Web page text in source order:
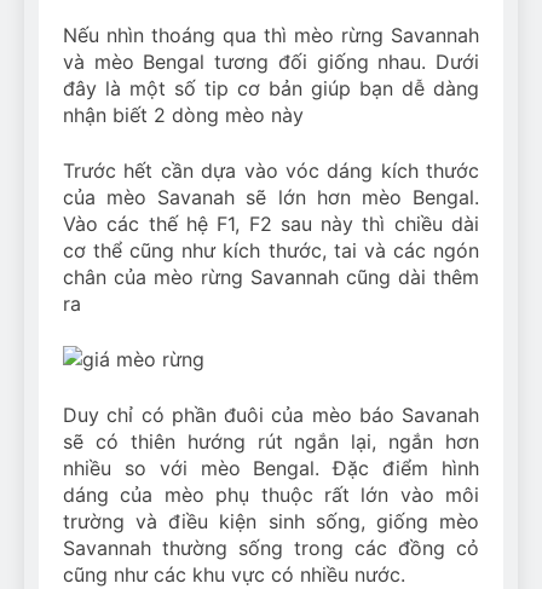
Nếu nhìn thoáng qua thì mèo rừng Savannah
và mèo Bengal tương đối giống nhau. Dưới
đây là một số tip cơ bản giúp bạn dễ dàng
nhận biết 2 dòng mèo này
Trước hết cần dựa vào vóc dáng kích thước
của mèo Savanah sẽ lớn hơn mèo Bengal.
Vào các thế hệ F1, F2 sau này thì chiều dài
cơ thể cũng như kích thước, tai và các ngón
chân của mèo rừng Savannah cũng dài thêm
ra
Duy chỉ có phần đuôi của mèo báo Savanah
sẽ có thiên hướng rút ngắn lại, ngắn hơn
nhiều so với mèo Bengal. Đặc điểm hình
dáng của mèo phụ thuộc rất lớn vào môi
trường và điều kiện sinh sống, giống mèo
Savannah thường sống trong các đồng cỏ
cũng như các khu vực có nhiều nước.